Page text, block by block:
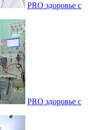
PRO здоровье с
PRO здоровье с